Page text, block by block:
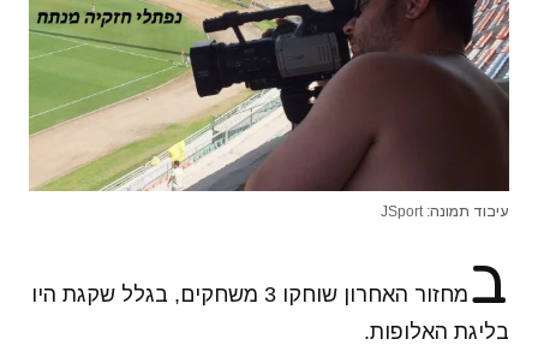
עיבוד תמונה: JSport
ב
מחזור האחרון שוחקו 3 משחקים, בגלל שקגת היו
בליגת האלופות.